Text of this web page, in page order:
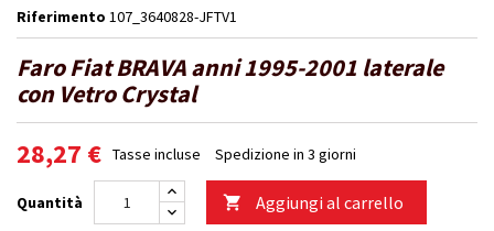
Riferimento 107_3640828-JFTV1
Faro Fiat BRAVA anni 1995-2001 laterale
con Vetro Crystal
28,27 € Tasse incluse Spedizione in 3 giorni
Quantità  Aggiungi al carrello